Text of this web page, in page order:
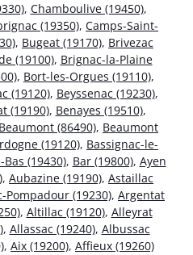
, Chamboulive (19450),
(19350), Camps-Saint-
, Bugeat (19170), Brivezac
(19100), Brignac-la-Plaine
, Bort-les-Orgues (19110),
(19120), Beyssenac (19230),
(19190), Benayes (19510),
Beaumont (86490), Beaumont
(19120), Bassignac-le-
(19430), Bar (19800), Ayen
, Aubazine (19190), Astaillac
Pompadour (19230), Argentat
, Altillac (19120), Alleyrat
, Allassac (19240), Albussac
, Aix (19200), Affieux (19260)